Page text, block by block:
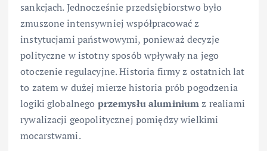
sankcjach. Jednocześnie przedsiębiorstwo było
zmuszone intensywniej współpracować z
instytucjami państwowymi, ponieważ decyzje
polityczne w istotny sposób wpływały na jego
otoczenie regulacyjne. Historia firmy z ostatnich lat
to zatem w dużej mierze historia prób pogodzenia
logiki globalnego przemysłu aluminiumz realiami
rywalizacji geopolitycznej pomiędzy wielkimi
mocarstwami.